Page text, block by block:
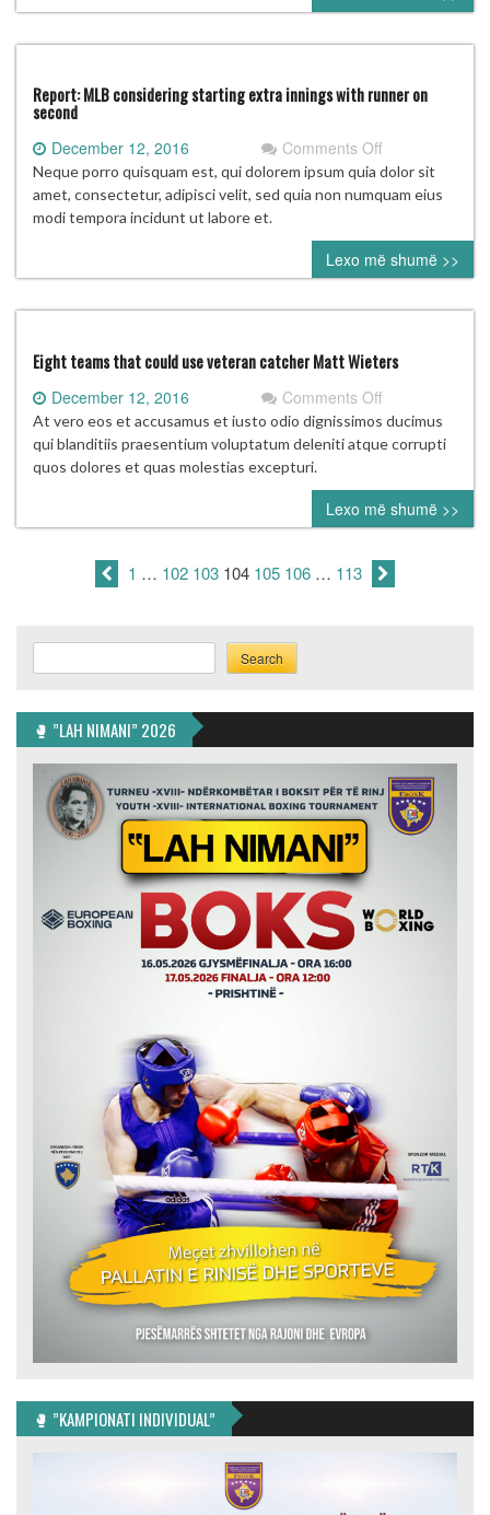
NFC,
AFC
matchups
Report: MLB considering starting extra innings with runner on
second
December 12, 2016 Comments Offon
Report:
MLB
starting
extra
innings
with
on
Neque porro quisquam est, qui dolorem ipsum quia dolor sit
amet, consectetur, adipisci velit, sed quia non numquam eius
modi tempora incidunt ut labore et.
Lexo më shumë >>
Eight teams that could use veteran catcher Matt Wieters
December 12, 2016 Comments Offon
Eight
teams
could
use
veteran
catcher
Matt
At vero eos et accusamus et iusto odio dignissimos ducimus
qui blanditiis praesentium voluptatum deleniti atque corrupti
quos dolores et quas molestias excepturi.
Lexo më shumë >>
1 … 102 103 104 105 106 … 113
Search Search
🥊 ”LAH NIMANI” 2026
🥊 ”KAMPIONATI INDIVIDUAL”